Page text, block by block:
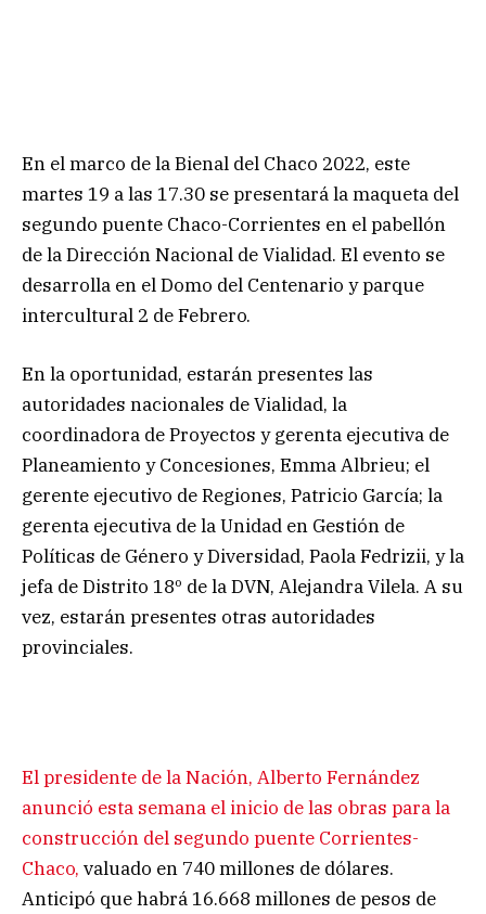
En el marco de la Bienal del Chaco 2022, este
martes 19 a las 17.30 se presentará la maqueta del
segundo puente Chaco-Corrientes en el pabellón
de la Dirección Nacional de Vialidad. El evento se
desarrolla en el Domo del Centenario y parque
intercultural 2 de Febrero.
En la oportunidad, estarán presentes las
autoridades nacionales de Vialidad, la
coordinadora de Proyectos y gerenta ejecutiva de
Planeamiento y Concesiones, Emma Albrieu; el
gerente ejecutivo de Regiones, Patricio García; la
gerenta ejecutiva de la Unidad en Gestión de
Políticas de Género y Diversidad, Paola Fedrizii, y la
jefa de Distrito 18º de la DVN, Alejandra Vilela. A su
vez, estarán presentes otras autoridades
provinciales.
El presidente de la Nación, Alberto Fernández
anunció esta semana el inicio de las obras para la
construcción del segundo puente Corrientes-
Chaco, valuado en 740 millones de dólares.
Anticipó que habrá 16.668 millones de pesos de